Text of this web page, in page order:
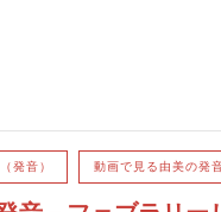
発音） 動画で見る由美の発